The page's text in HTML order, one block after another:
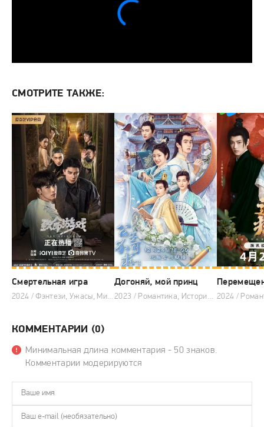
СМОТРИТЕ ТАКЖЕ:
Смертельная игра
2024 / Фэнтези, Ужасы, Мистика, Комедия, Китайские дорамы
Догоняй, мой принц
2023 / Романтика, Исторический, Фэнтези, Комедия, Китайские дорамы
КОММЕНТАРИИ (0)
Минимальная длина комментария - 50 знаков.
Комментарии модерируются